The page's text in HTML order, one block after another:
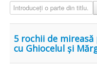
Personaje si roluri
Weddstyle
În cuplu
Introduceți o parte din titlu.
5 rochii de
cu Ghiocelul și